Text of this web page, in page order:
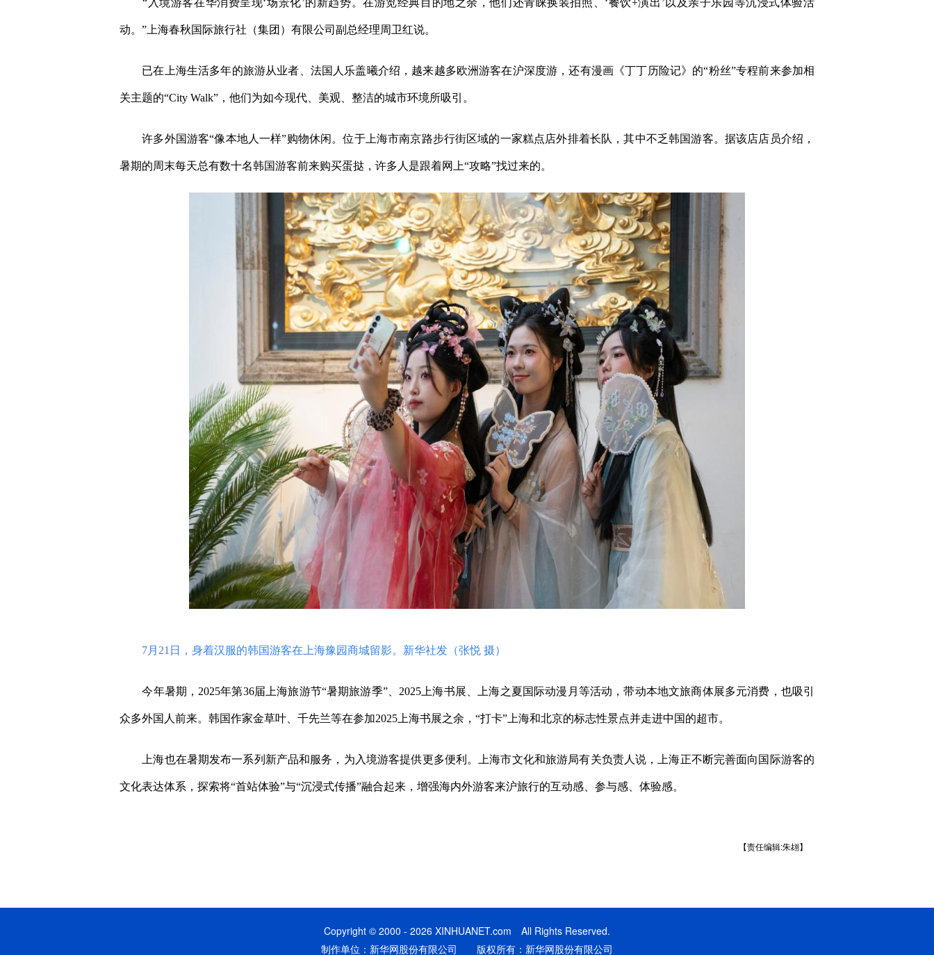
“入境游客在华消费呈现‘场景化’的新趋势。在游览经典目的地之余，他们还青睐换装拍照、‘餐饮+演出’以及亲子乐园等沉浸式体验活
动。”上海春秋国际旅行社（集团）有限公司副总经理周卫红说。
已在上海生活多年的旅游从业者、法国人乐盖曦介绍，越来越多欧洲游客在沪深度游，还有漫画《丁丁历险记》的“粉丝”专程前来参加相
关主题的“City Walk”，他们为如今现代、美观、整洁的城市环境所吸引。
许多外国游客“像本地人一样”购物休闲。位于上海市南京路步行街区域的一家糕点店外排着长队，其中不乏韩国游客。据该店店员介绍，
暑期的周末每天总有数十名韩国游客前来购买蛋挞，许多人是跟着网上“攻略”找过来的。
7月21日，身着汉服的韩国游客在上海豫园商城留影。新华社发（张悦 摄）
今年暑期，2025年第36届上海旅游节“暑期旅游季”、2025上海书展、上海之夏国际动漫月等活动，带动本地文旅商体展多元消费，也吸引
众多外国人前来。韩国作家金草叶、千先兰等在参加2025上海书展之余，“打卡”上海和北京的标志性景点并走进中国的超市。
上海也在暑期发布一系列新产品和服务，为入境游客提供更多便利。上海市文化和旅游局有关负责人说，上海正不断完善面向国际游客的
文化表达体系，探索将“首站体验”与“沉浸式传播”融合起来，增强海内外游客来沪旅行的互动感、参与感、体验感。
【责任编辑:朱翃】
Copyright © 2000 - 2026 XINHUANET.com All Rights Reserved.
制作单位：新华网股份有限公司 版权所有：新华网股份有限公司